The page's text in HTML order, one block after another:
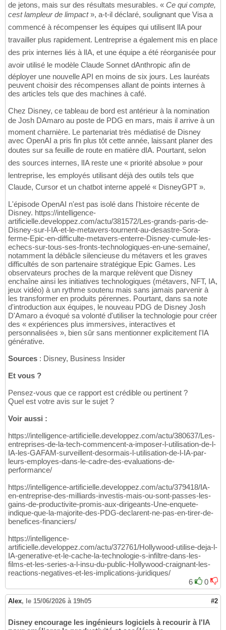
de jetons, mais sur des résultats mesurables. « Ce qui compte,
cest lampleur de limpact», a-t-il déclaré, soulignant que Visa a
commencé à récompenser les équipes qui utilisent lIA pour
travailler plus rapidement. Lentreprise a également mis en place
des prix internes liés à lIA, et une équipe a été réorganisée pour
avoir utilisé le modèle Claude Sonnet dAnthropic afin de
déployer une nouvelle API en moins de six jours. Les lauréats
peuvent choisir des récompenses allant de points internes à
des articles tels que des machines à café.
Chez Disney, ce tableau de bord est antérieur à la nomination
de Josh DAmaro au poste de PDG en mars, mais il arrive à un
moment charnière. Le partenariat très médiatisé de Disney
avec OpenAI a pris fin plus tôt cette année, laissant planer des
doutes sur sa feuille de route en matière dIA. Pourtant, selon
des sources internes, lIA reste une « priorité absolue » pour
lentreprise, les employés utilisant déjà des outils tels que
Claude, Cursor et un chatbot interne appelé « DisneyGPT ».
L'épisode OpenAI n'est pas isolé dans l'histoire récente de
Disney. https://intelligence-
artificielle.developpez.com/actu/381572/Les-grands-paris-de-
Disney-sur-l-IA-et-le-metavers-tournent-au-desastre-Sora-
ferme-Epic-en-difficulte-metavers-enterre-Disney-cumule-les-
echecs-sur-tous-ses-fronts-technologiques-en-une-semaine/,
notamment la débâcle silencieuse du métavers et les graves
difficultés de son partenaire stratégique Epic Games. Les
observateurs proches de la marque relèvent que Disney
enchaîne ainsi les initiatives technologiques (métavers, NFT, IA,
jeux vidéo) à un rythme soutenu mais sans jamais parvenir à
les transformer en produits pérennes. Pourtant, dans sa note
d'introduction aux équipes, le nouveau PDG de Disney Josh
D'Amaro a évoqué sa volonté d'utiliser la technologie pour créer
des « expériences plus immersives, interactives et
personnalisées », bien sûr sans mentionner explicitement l'IA
générative.
Sources : Disney, Business Insider
Et vous ?
Pensez-vous que ce rapport est crédible ou pertinent ?
Quel est votre avis sur le sujet ?
Voir aussi :
https://intelligence-artificielle.developpez.com/actu/380637/Les-
entreprises-de-la-tech-commencent-a-imposer-l-utilisation-de-l-
IA-les-GAFAM-surveillent-desormais-l-utilisation-de-l-IA-par-
leurs-employes-dans-le-cadre-des-evaluations-de-
performance/
https://intelligence-artificielle.developpez.com/actu/379418/IA-
en-entreprise-des-milliards-investis-mais-ou-sont-passes-les-
gains-de-productivite-promis-aux-dirigeants-Une-enquete-
indique-que-la-majorite-des-PDG-declarent-ne-pas-en-tirer-de-
benefices-financiers/
https://intelligence-
artificielle.developpez.com/actu/372761/Hollywood-utilise-deja-l-
IA-generative-et-le-cache-la-technologie-s-infiltre-dans-les-
films-et-les-series-a-l-insu-du-public-Hollywood-craignant-les-
reactions-negatives-et-les-implications-juridiques/
6
0
Alex, le 15/06/2026 à 19h05 #2
Disney encourage les ingénieurs logiciels à recourir à l'IA